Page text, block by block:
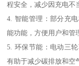
程安全，减少因充电不
4. 智能管理：部分充
能功能，方便用户和管
5. 环保节能：电动三
有助于减少碳排放和空